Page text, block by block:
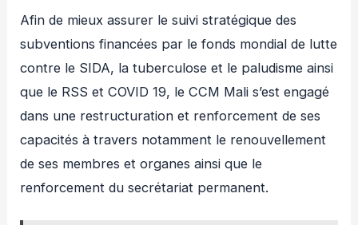
Afin de mieux assurer le suivi stratégique des
subventions financées par le fonds mondial de lutte
contre le SIDA, la tuberculose et le paludisme ainsi
que le RSS et COVID 19, le CCM Mali s’est engagé
dans une restructuration et renforcement de ses
capacités à travers notamment le renouvellement
de ses membres et organes ainsi que le
renforcement du secrétariat permanent.